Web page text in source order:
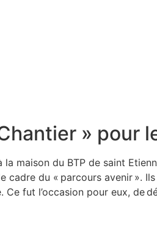
» pour
maison du BTP de saint
cadre du « parcours avenir ».
Ce fut l’occasion pour eux, de